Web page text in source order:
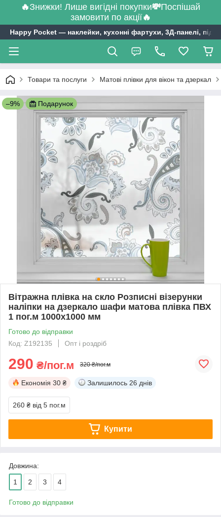
🔥Знижки! Лише вигідні покупки💸Поспішай
замовити по акції🔥
Happy Pocket ― наклейки, кухонні фартухи, 3Д-панелі,
Товари та послуги Матові плівки для вікон та дзеркал
–9% Подарунок
Вітражна плівка на скло Розписні візерунки
наліпки на дзеркало шафи матова плівка ПВХ
1 пог.м 1000х1000 мм
Готово до відправки
Код: Z192135
Опт і роздріб
290 ₴/пог.м 320 ₴/пог.м
Економія 30 ₴ Залишилось 26 днів
260 ₴ від 5 пог.м
Купити
Довжина:
1 2 3 4
Готово до відправки